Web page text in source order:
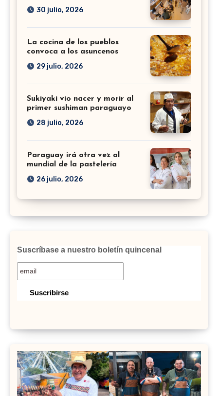
30 julio, 2026
La cocina de los pueblos
convoca a los asuncenos
29 julio, 2026
Sukiyaki vio nacer y morir al
primer sushiman paraguayo
28 julio, 2026
Paraguay irá otra vez al
mundial de la pastelería
26 julio, 2026
Suscríbase a nuestro boletín quincenal